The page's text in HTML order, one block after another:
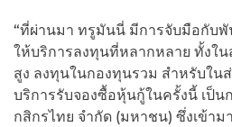
“ที่ผ่านมา ทรูมันนี่ มีการจับมือกับพั
ให้บริการลงทุนที่หลากหลาย ทั้งใน
สูง ลงทุนในกองทุนรวม สำหรับใน
บริการรับจองซื้อหุ้นกู้ในครั้งนี้ เป็
กสิกรไทย จำกัด (มหาชน) ซึ่งเข้า